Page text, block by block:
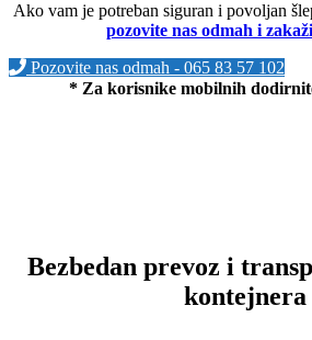
Ako vam je potreban siguran i povoljan
pozovite nas odmah i
Pozovite nas odmah - 065 83 57 102
* Za korisnike mobilnih
Bezbedan prevoz i
kontejnera